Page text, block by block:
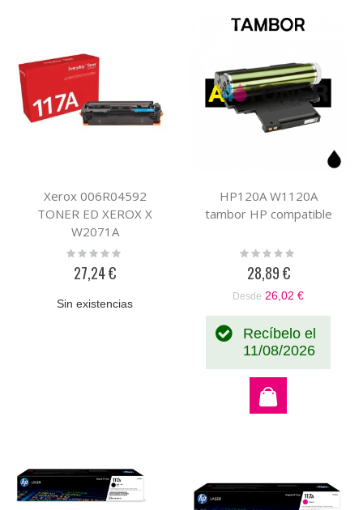
Xerox 006R04592
TONER ED XEROX X
W2071A
Rating:
27,24 €
Sin existencias
HP120A W1120A
tambor HP compatible
Rating:
28,89 €
Desde 26,02 €
Recíbelo el
11/08/2026